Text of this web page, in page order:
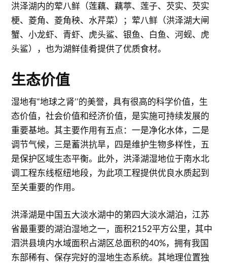
洪泽湖内的荤八鲜（莲藕、藕葶、莲子、芡实、芡实
梗、菱角、菱角秧、水芹菜）；荤八鲜（洪泽湖大闸
蟹、小龙虾、青虾、虎头鲨、银鱼、白鱼、河蚬、虎
头鲨），也为湖鲜佳肴提供了优质食材。
生态价值
湿地有“地球之肾’’的美誉，具有很高的科学价值，生
态价值，社会价值和经济价值，是实施可持续发展的
重要基地。其主要作用有五点：一是净化水体，二是
调节气候，三是蓄洪抗旱，四是维护生物多样性，五
是保护区域生态平衡。此外，洪泽湖湿地位于南水北
调工程东线枢纽地段，为此项工程提供优良水质起到
至关重要的作用。
洪泽湖是中国五大淡水湖中的第四大淡水湖泊，江苏
省最重要的湖泊湿地之一，面积2152平方公里，其中
泗洪县境内水域面积占湖区总面积的40%，拥有我国
东部稀有、保存完好的湿地生态系统。其地理位置独